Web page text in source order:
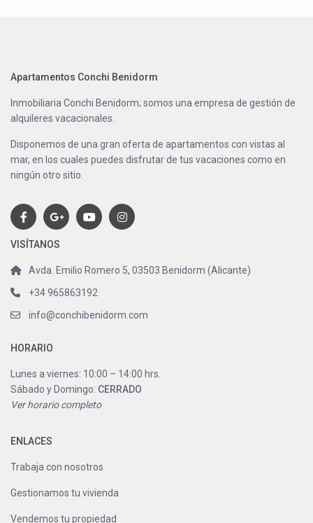
Apartamentos Conchi Benidorm
Inmobiliaria Conchi Benidorm; somos una empresa de gestión de
alquileres vacacionales.
Disponemos de una gran oferta de apartamentos con vistas al
mar, en los cuales puedes disfrutar de tus vacaciones como en
ningún otro sitio.
VISÍTANOS
Avda. Emilio Romero 5, 03503 Benidorm (Alicante)
+34 965863192
info@conchibenidorm.com
HORARIO
Lunes a viernes: 10:00 – 14:00 hrs.
Sábado y Domingo: CERRADO
Ver horario completo
ENLACES
Trabaja con nosotros
Gestionamos tu vivienda
Vendemos tu propiedad